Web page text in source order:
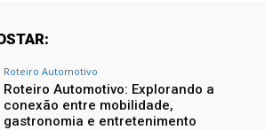
Roteiro Automotivo
Roteiro Automotivo: Explorando a
conexão entre mobilidade,
gastronomia e entretenimento